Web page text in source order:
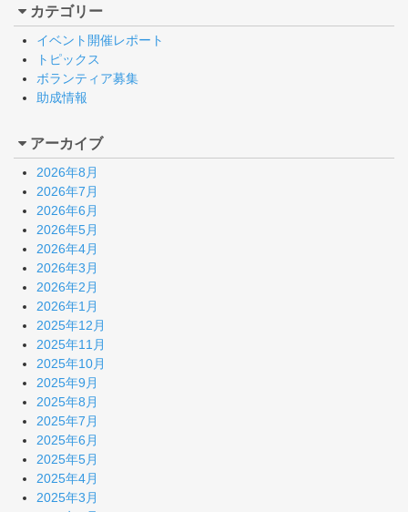
カテゴリー
イベント開催レポート
トピックス
ボランティア募集
助成情報
アーカイブ
2026年8月
2026年7月
2026年6月
2026年5月
2026年4月
2026年3月
2026年2月
2026年1月
2025年12月
2025年11月
2025年10月
2025年9月
2025年8月
2025年7月
2025年6月
2025年5月
2025年4月
2025年3月